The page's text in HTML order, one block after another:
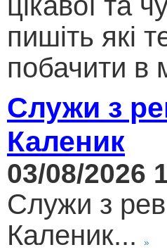
пишіть які
побачити в
Служи з
Каленик
03/08/2026
Служи з
Каленик...